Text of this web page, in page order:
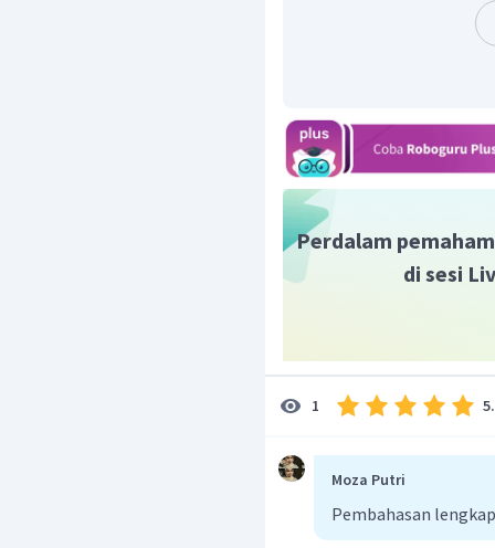
,
Perdalam
di sesi
1
Moza Putri
Pembahasan